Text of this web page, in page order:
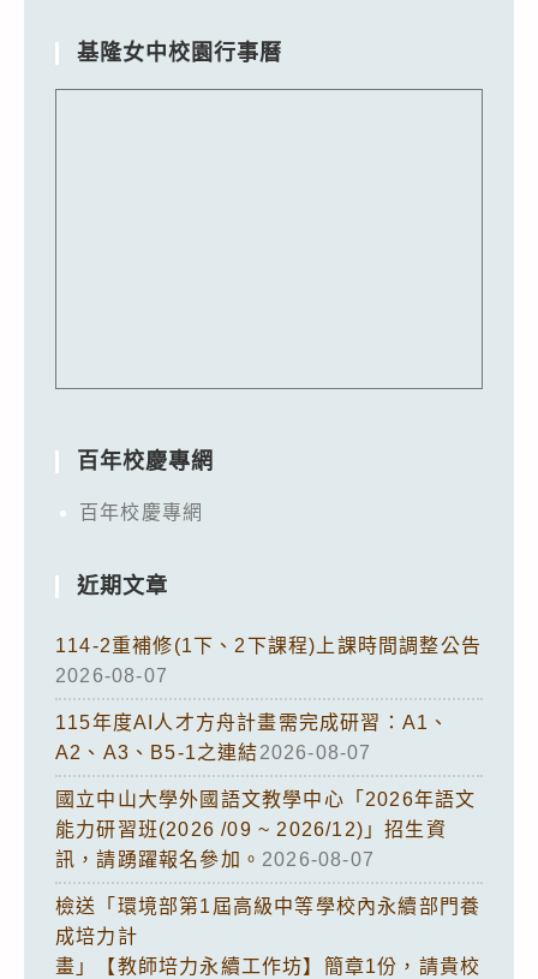
基隆女中校園行事曆
百年校慶專網
百年校慶專網
近期文章
114-2重補修(1下、2下課程)上課時間調整公告
2026-08-07
115年度AI人才方舟計畫需完成研習：A1、
A2、A3、B5-1之連結2026-08-07
國立中山大學外國語文教學中心「2026年語文
能力研習班(2026 /09 ~ 2026/12)」招生資
訊，請踴躍報名參加。 2026-08-07
檢送「環境部第1屆高級中等學校內永續部門養
成培力計
畫」【教師培力永續工作坊】簡章1份，請貴校